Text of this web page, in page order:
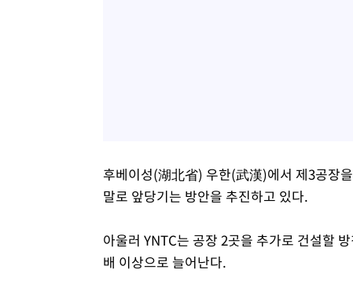
후베이성(湖北省) 우한(武漢)에서 제3공장
말로 앞당기는 방안을 추진하고 있다.
아울러 YNTC는 공장 2곳을 추가로 건설할
배 이상으로 늘어난다.